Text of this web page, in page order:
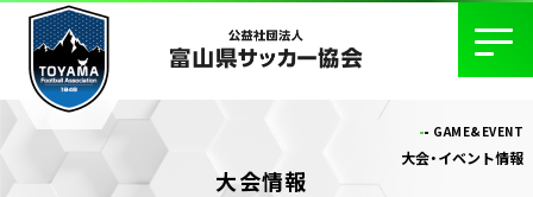
GAME&EVENT
大会・イベント情報
大会情報